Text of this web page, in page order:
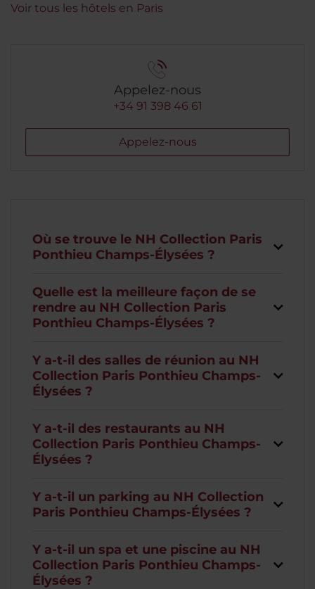
Voir tous les hôtels en Paris
Appelez-nous
+34 91 398 46 61
Appelez-nous
Où se trouve le NH Collection Paris
Ponthieu Champs-Élysées ?
Quelle est la meilleure façon de se
rendre au NH Collection Paris
Ponthieu Champs-Élysées ?
Y a-t-il des salles de réunion au NH
Collection Paris Ponthieu Champs-
Élysées ?
Y a-t-il des restaurants au NH
Collection Paris Ponthieu Champs-
Élysées ?
Y a-t-il un parking au NH Collection
Paris Ponthieu Champs-Élysées ?
Y a-t-il un spa et une piscine au NH
Collection Paris Ponthieu Champs-
Élysées ?